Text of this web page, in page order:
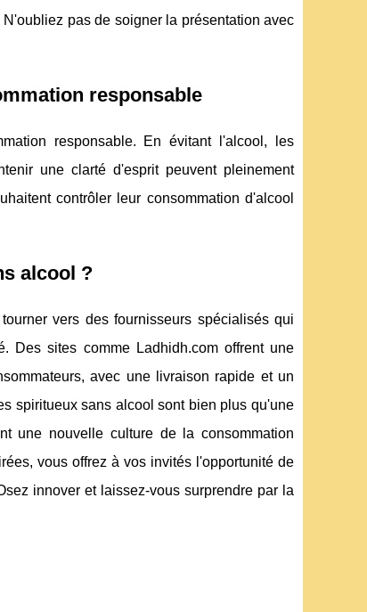
pas de soigner la présentation avec
responsable
responsable. En évitant l'alcool, les
une clarté d'esprit peuvent pleinement
contrôler leur consommation d'alcool
alcool ?
vers des fournisseurs spécialisés qui
Des sites comme Ladhidh.com offrent une
avec une livraison rapide et un
spiritueux sans alcool sont bien plus qu'une
une nouvelle culture de la consommation
vous offrez à vos invités l'opportunité de
innover et laissez-vous surprendre par la